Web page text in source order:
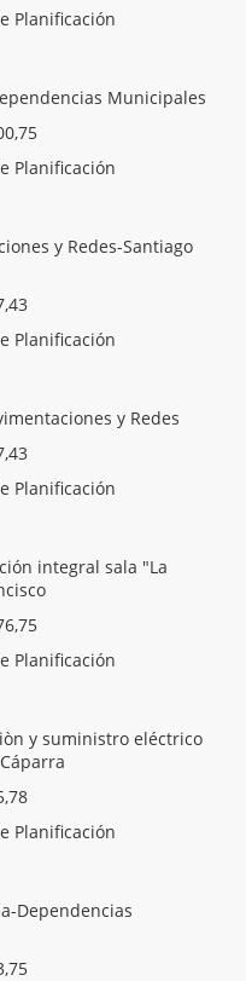
Planificación
Municipales
Planificación
y Redes-Santiago
Planificación
y Redes
Planificación
integral sala "La
Planificación
y suministro eléctrico
Planificación
Dependencias